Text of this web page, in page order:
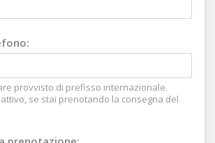
:
provvisto di prefisso internazionale.
se stai prenotando la consegna del